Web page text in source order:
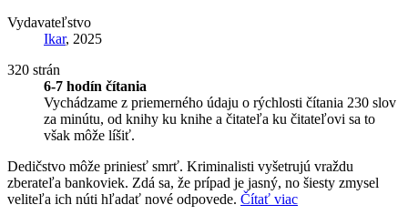
Vydavateľstvo
Ikar, 2025
320 strán
6-7 hodín čítania
Vychádzame z priemerného údaju o rýchlosti čítania 230 slov
za minútu, od knihy ku knihe a čitateľa ku čitateľovi sa to
však môže líšiť.
Dedičstvo môže priniesť smrť. Kriminalisti vyšetrujú vraždu
zberateľa bankoviek. Zdá sa, že prípad je jasný, no šiesty zmysel
veliteľa ich núti hľadať nové odpovede. Čítať viac